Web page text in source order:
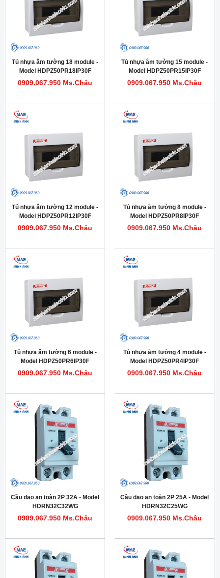
Tủ nhựa âm tường 18 module -
Model HDPZ50PR18IP30F
0909.067.950 Ms.Châu
Tủ nhựa âm tường 15 module -
Model HDPZ50PR15IP30F
0909.067.950 Ms.Châu
Tủ nhựa âm tường 12 module -
Model HDPZ50PR12IP30F
0909.067.950 Ms.Châu
Tủ nhựa âm tường 8 module -
Model HDPZ50PR8IP30F
0909.067.950 Ms.Châu
Tủ nhựa âm tường 6 module -
Model HDPZ50PR6IP30F
0909.067.950 Ms.Châu
Tủ nhựa âm tường 4 module -
Model HDPZ50PR4IP30F
0909.067.950 Ms.Châu
Cầu dao an toàn 2P 32A - Model
HDRN32C32WG
0909.067.950 Ms.Châu
Cầu dao an toàn 2P 25A - Model
HDRN32C25WG
0909.067.950 Ms.Châu